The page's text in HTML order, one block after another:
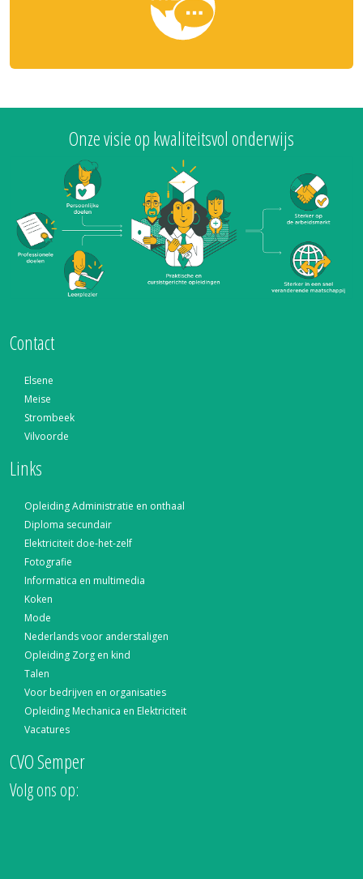
Onze visie op kwaliteitsvol onderwijs
Contact
Elsene
Meise
Strombeek
Vilvoorde
Links
Opleiding Administratie en onthaal
Diploma secundair
Elektriciteit doe-het-zelf
Fotografie
Informatica en multimedia
Koken
Mode
Nederlands voor anderstaligen
Opleiding Zorg en kind
Talen
Voor bedrijven en organisaties
Opleiding Mechanica en Elektriciteit
Vacatures
CVO Semper
Volg ons op: